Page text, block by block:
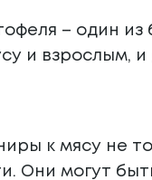
– один
и взрослым, и
к мясу не
Они могут